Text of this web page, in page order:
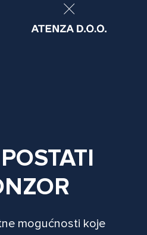
mogućnosti koje